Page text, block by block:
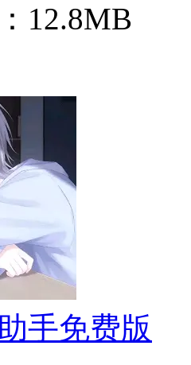
12.8MB
手免费版